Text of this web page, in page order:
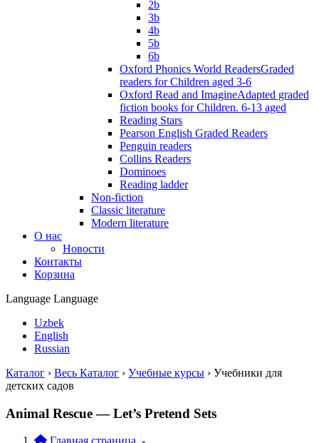
2b
3b
4b
5b
6b
Oxford Phonics World ReadersGraded
readers for Children aged 3-6
Oxford Read and ImagineAdapted graded
fiction books for Children. 6-13 aged
Reading Stars
Pearson English Graded Readers
Penguin readers
Collins Readers
Dominoes
Reading ladder
Non-fiction
Classic literature
Modern literature
О нас
Новости
Контакты
Корзина
Language Language
Uzbek
English
Russian
Каталог › Весь Каталог › Учебные курсы › Учебники для
детских садов
Animal Rescue — Let’s Pretend Sets